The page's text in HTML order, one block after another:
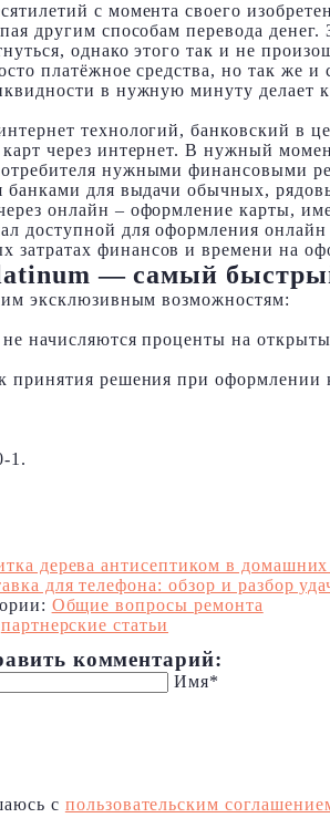
с момента своего
другим способам перевода
однако этого так и не
платёжное средства, но так же
в нужную минуту
технологий, банковский в
через интернет. В нужный
нужными финансовыми
для выдачи обычных,
онлайн – оформление карты,
доступной для оформления
затратах финансов и времени на
— самый
эксклюзивным возможностям:
начисляются проценты на
решения при оформлении
1.
дерева антисептиком в домашних
для телефона: обзор и разбор
Общие вопросы ремонта
партнерские статьи
комментарий:
Имя*
с пользовательским